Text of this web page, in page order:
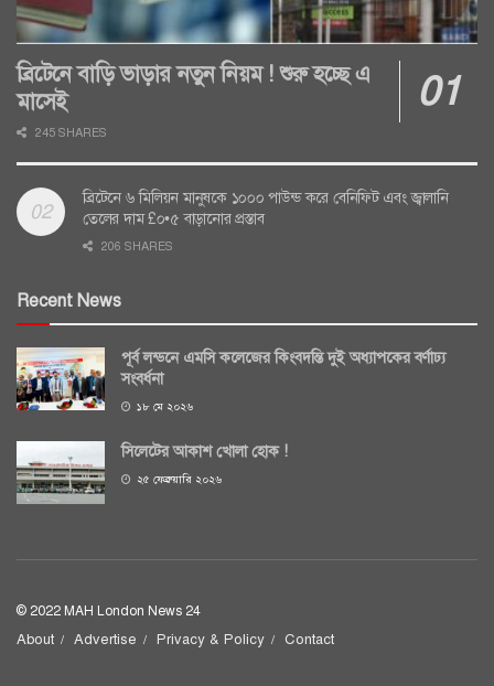
ব্রিটেনে বাড়ি ভাড়ার নতুন নিয়ম ! শুরু হচ্ছে এ
মাসেই
245 SHARES
ব্রিটেনে ৬ মিলিয়ন মানুষকে ১০০০ পাউন্ড করে বেনিফিট এবং জ্বালানি
তেলের দাম £০•৫ বাড়ানোর প্রস্তাব
206 SHARES
Recent News
পূর্ব লন্ডনে এমসি কলেজের কিংবদন্তি দুই অধ্যাপকের বর্ণাঢ্য
সংবর্ধনা
১৮ মে ২০২৬
সিলেটের আকাশ খোলা হোক !
২৫ ফেব্রুয়ারি ২০২৬
© 2022 MAH London News 24
About Advertise Privacy & Policy Contact